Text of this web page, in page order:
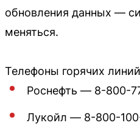
обновления данных —
меняться.
Телефоны горячих
Роснефть — 8-800-
Лукойл — 8-800-